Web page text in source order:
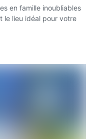
en famille inoubliables
le lieu idéal pour votre